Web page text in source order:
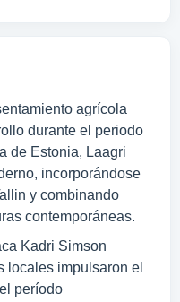
agrícola
durante el periodo
de Estonia, Laagri
incorporándose
y combinando
contemporáneas.
Kadri Simson
locales impulsaron el
período